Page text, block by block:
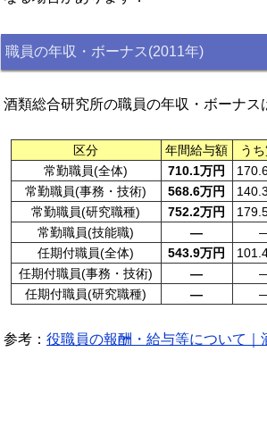
職員の年収・ボーナス(2011年)
酒類総合研究所の職員の年収・ボーナス
区分 年間給与額 う
常勤職員(全体)
710.1万円
常勤職員(事務・技術)
568.6万円
常勤職員(研究職種)
752.2万円
常勤職員(技能職)
—
任期付職員(全体)
543.9万円
任期付職員(事務・技術)
—
任期付職員(研究職種)
—
参考： 役職員の報酬・給与等について｜